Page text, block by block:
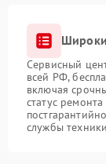
Сервисный
всей РФ,
включая
статус
службы техники